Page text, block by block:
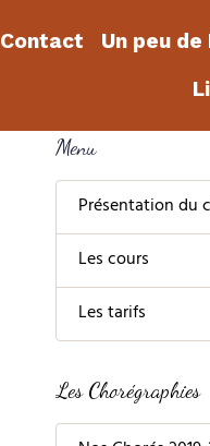
Contact
Un peu
Menu
Présentation du
Les cours
Les tarifs
Les Chorégraphies